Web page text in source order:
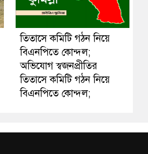
তিতাসে কমিটি গঠন নিয়ে
বিএনপিতে কোন্দল;
অভিযোগ স্বজনপ্রীতির
তিতাসে কমিটি গঠন নিয়ে
বিএনপিতে কোন্দল;